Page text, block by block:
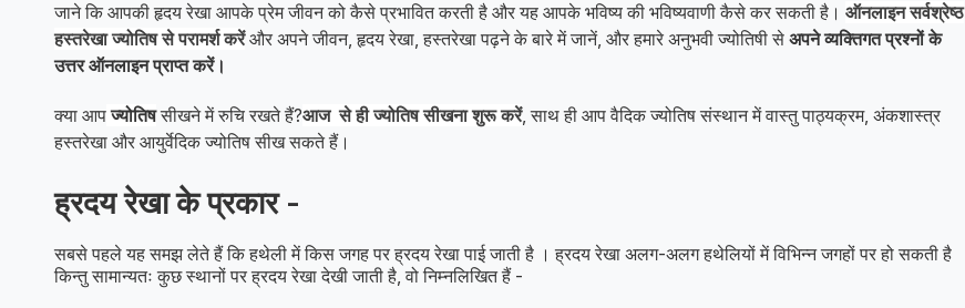
जाने कि आपकी हृदय रेखा आपके प्रेम जीवन को कैसे प्रभावित करती है और यह आपके भविष्य की भविष्यवाणी कैसे कर सकती है। ऑनलाइन सर्वश्रेष्ठ
हस्तरेखा ज्योतिष से परामर्श करेंऔर अपने जीवन, हृदय रेखा, हस्तरेखा पढ़ने के बारे में जानें, और हमारे अनुभवी ज्योतिषी से अपने व्यक्तिगत प्रश्नों के
उत्तर ऑनलाइन प्राप्त करें।
क्या आप ज्योतिषसीखने में रुचि रखते हैं?आज से ही ज्योतिष सीखना शुरू करें, साथ ही आप वैदिक ज्योतिष संस्थान में वास्तु पाठ्यक्रम, अंकशास्त्र
हस्तरेखा और आयुर्वेदिक ज्योतिष सीख सकते हैं।
ह्रदय रेखा के प्रकार -
सबसे पहले यह समझ लेते हैं कि हथेली में किस जगह पर ह्रदय रेखा पाई जाती है । ह्रदय रेखा अलग-अलग हथेलियों में विभिन्न जगहों पर हो सकती है
किन्तु सामान्यतः कुछ स्थानों पर ह्रदय रेखा देखी जाती है, वो निम्नलिखित हैं -